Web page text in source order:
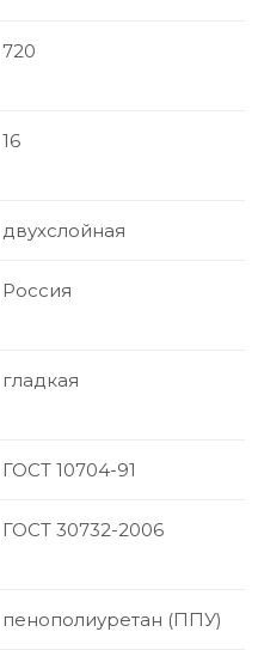
720
16
двухслойная
Россия
гладкая
ГОСТ 10704-91
ГОСТ 30732-2006
пенополиуретан (ППУ)